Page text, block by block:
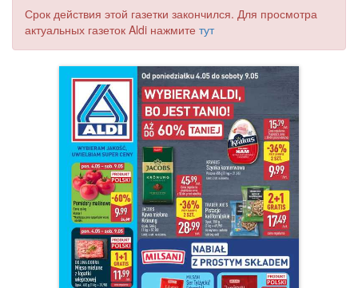
Срок действия этой газетки закончился. Для просмотра
актуальных газеток Aldi нажмите тут